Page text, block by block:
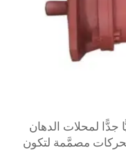
جدًّا لمحلات الدهان
مصمَّمة لتكون